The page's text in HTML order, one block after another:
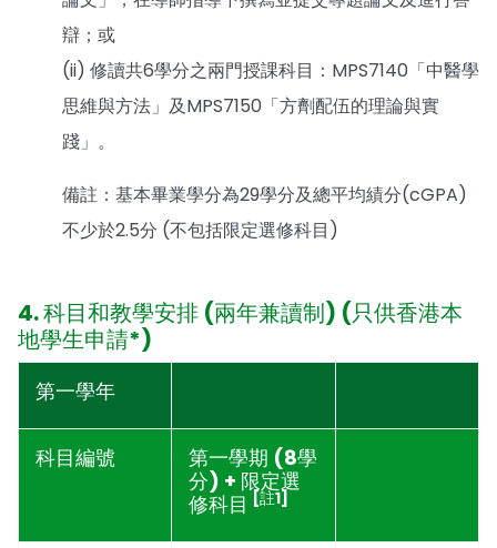
辯；或
(ii) 修讀共6學分之兩門授課科目：MPS7140「中醫學
思維與方法」及MPS7150「方劑配伍的理論與實
踐」。
備註：基本畢業學分為29學分及總平均績分(cGPA)
不少於2.5分 (不包括限定選修科目)
4. 科目和教學安排 (兩年兼讀制) (只供香港本
地學生申請*)
第一學年
科目編號
第一學期 (8學
分) + 限定選
修科目 [註1]